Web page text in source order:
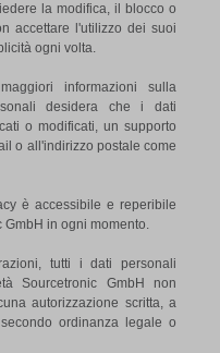
la modifica, il blocco o
accettare l'utilizzo dei suoi
ogni volta.
informazioni sulla
desidera che i dati
o modificati, un supporto
o all'indirizzo postale come
è accessibile e reperibile
in ogni momento.
tutti i dati personali
Sourcetronic GmbH non
autorizzazione scritta, a
ordinanza legale o